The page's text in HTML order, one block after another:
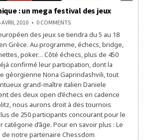
: un mega festival des jeux
AVRIL 2010 0 COMMENTSON
À
:
UN
MEGA
FESTIVAL
DES
JEUX
des jeux se tiendra du 5 au 18
Grèce. Au programme, échecs, bridge,
poker… Côté échecs, plus de 450
confirmé leur participation, dont la
géorgienne Nona Gaprindashvili, tout
grand-maître italien Daniele
des deux open d’échecs en cadence
nous aurons droit à des tournois
de 250 participants concourant pour le
d’âge. Pour en savoir plus : Le
de notre partenaire Chessdom